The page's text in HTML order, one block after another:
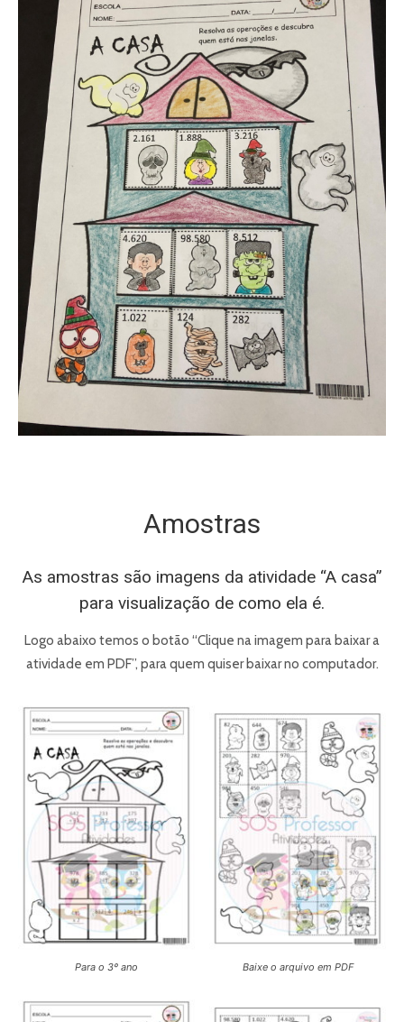
Amostras
As amostras são imagens da atividade “A casa”
para visualização de como ela é.
Logo abaixo temos o botão “Clique na imagem para baixar a
atividade em PDF”, para quem quiser baixar no computador.
Para o 3º ano Baixe o arquivo em PDF